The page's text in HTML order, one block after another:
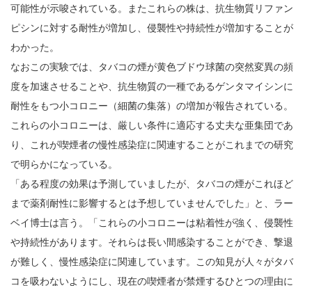
可能性が示唆されている。またこれらの株は、抗生物質リファン
ピシンに対する耐性が増加し、侵襲性や持続性が増加することが
わかった。
なおこの実験では、タバコの煙が黄色ブドウ球菌の突然変異の頻
度を加速させることや、抗生物質の一種であるゲンタマイシンに
耐性をもつ小コロニー（細菌の集落）の増加が報告されている。
これらの小コロニーは、厳しい条件に適応する丈夫な亜集団であ
り、これが喫煙者の慢性感染症に関連することがこれまでの研究
で明らかになっている。
「ある程度の効果は予測していましたが、タバコの煙がこれほど
まで薬剤耐性に影響するとは予想していませんでした」と、ラー
ベイ博士は言う。「これらの小コロニーは粘着性が強く、侵襲性
や持続性があります。それらは長い間感染することができ、撃退
が難しく、慢性感染症に関連しています。この知見が人々がタバ
コを吸わないようにし、現在の喫煙者が禁煙するひとつの理由に